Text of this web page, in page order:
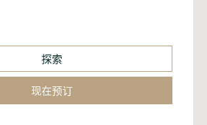
探索
现在预订